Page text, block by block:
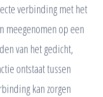
verbinding met het
meegenomen op een
van het gedicht,
ontstaat tussen
kan zorgen